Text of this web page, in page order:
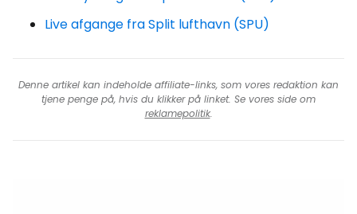
Live afgange fra Split lufthavn (SPU)
Denne artikel kan indeholde affiliate-links, som vores redaktion kan
tjene penge på, hvis du klikker på linket. Se vores side om
reklamepolitik.